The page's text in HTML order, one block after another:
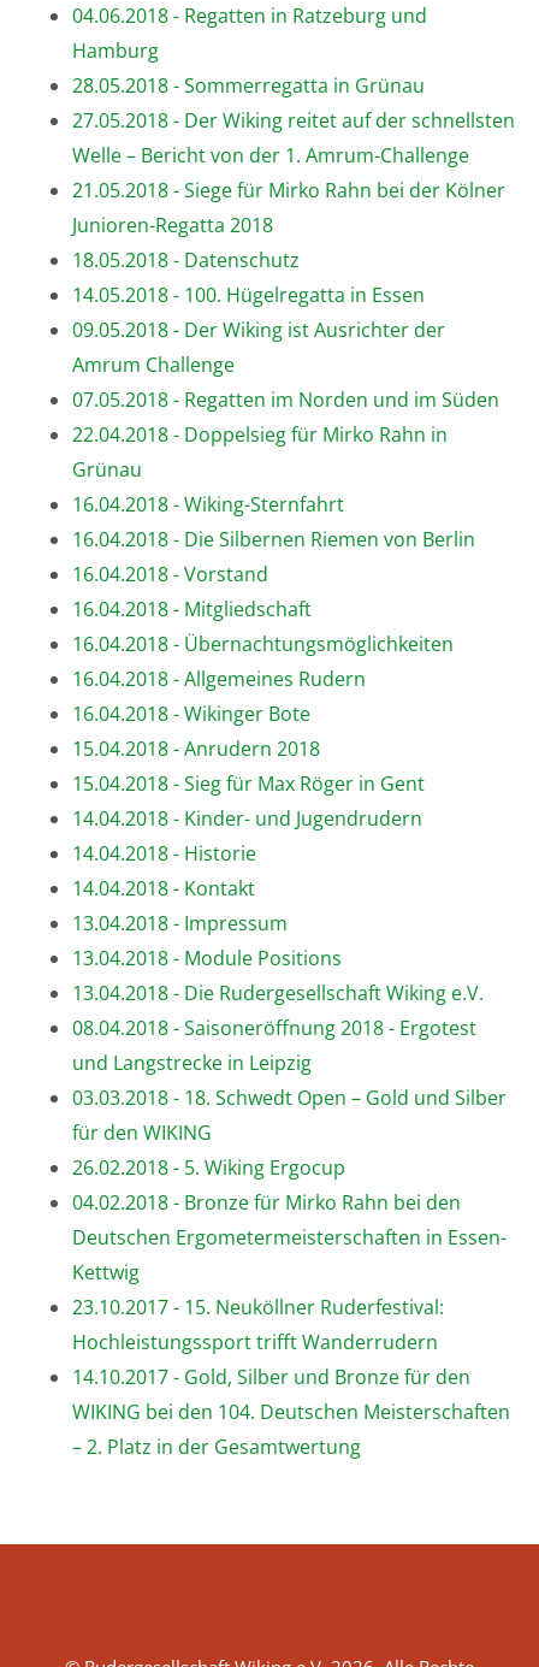
04.06.2018 - Regatten in Ratzeburg und
Hamburg
28.05.2018 - Sommerregatta in Grünau
27.05.2018 - Der Wiking reitet auf der schnellsten
Welle – Bericht von der 1. Amrum-Challenge
21.05.2018 - Siege für Mirko Rahn bei der Kölner
Junioren-Regatta 2018
18.05.2018 - Datenschutz
14.05.2018 - 100. Hügelregatta in Essen
09.05.2018 - Der Wiking ist Ausrichter der
Amrum Challenge
07.05.2018 - Regatten im Norden und im Süden
22.04.2018 - Doppelsieg für Mirko Rahn in
Grünau
16.04.2018 - Wiking-Sternfahrt
16.04.2018 - Die Silbernen Riemen von Berlin
16.04.2018 - Vorstand
16.04.2018 - Mitgliedschaft
16.04.2018 - Übernachtungsmöglichkeiten
16.04.2018 - Allgemeines Rudern
16.04.2018 - Wikinger Bote
15.04.2018 - Anrudern 2018
15.04.2018 - Sieg für Max Röger in Gent
14.04.2018 - Kinder- und Jugendrudern
14.04.2018 - Historie
14.04.2018 - Kontakt
13.04.2018 - Impressum
13.04.2018 - Module Positions
13.04.2018 - Die Rudergesellschaft Wiking e.V.
08.04.2018 - Saisoneröffnung 2018 - Ergotest
und Langstrecke in Leipzig
03.03.2018 - 18. Schwedt Open – Gold und Silber
für den WIKING
26.02.2018 - 5. Wiking Ergocup
04.02.2018 - Bronze für Mirko Rahn bei den
Deutschen Ergometermeisterschaften in Essen-
Kettwig
23.10.2017 - 15. Neuköllner Ruderfestival:
Hochleistungssport trifft Wanderrudern
14.10.2017 - Gold, Silber und Bronze für den
WIKING bei den 104. Deutschen Meisterschaften
– 2. Platz in der Gesamtwertung